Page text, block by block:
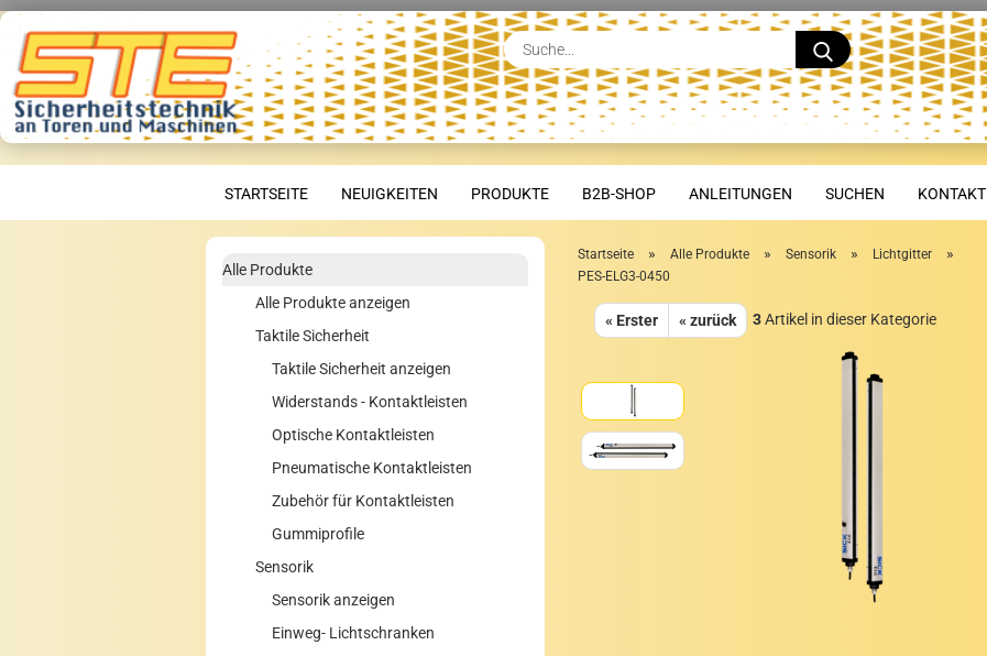
Suche...
STARTSEITE NEUIGKEITEN PRODUKTE B2B-SHOP ANLEITUNGEN SUCHEN KONTAKT
Startseite » Alle Produkte » Sensorik » Lichtgitter »
PES-ELG3-0450
« Erster « zurück 3Artikel in dieser Kategorie
Alle Produkte
Alle Produkte anzeigen
Taktile Sicherheit
Taktile Sicherheit anzeigen
Widerstands - Kontaktleisten
Optische Kontaktleisten
Pneumatische Kontaktleisten
Zubehör für Kontaktleisten
Gummiprofile
Sensorik
Sensorik anzeigen
Einweg- Lichtschranken